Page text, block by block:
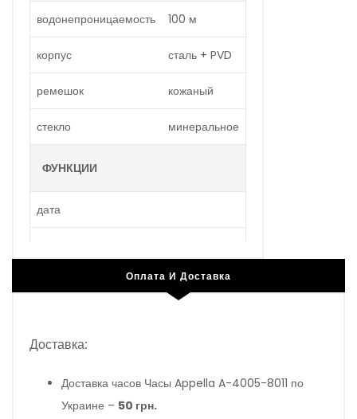
водонепроницаемость 100 м
корпус сталь + PVD
ремешок кожаный
стекло минеральное
ФУНКЦИИ
дата
хронограф
часы
Оплата И Доставка
Доставка:
Доставка часов Часы Appella A-4005-8011 по
Украине – 50 грн.